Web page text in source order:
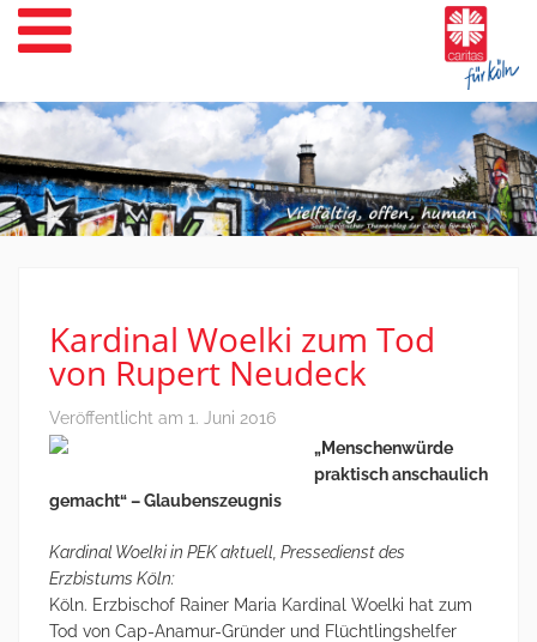
Weiter
zum
Inhalt
Kardinal Woelki zum Tod
von Rupert Neudeck
Veröffentlicht am 1. Juni 2016
„Menschenwürde
praktisch anschaulich
gemacht“ – Glaubenszeugnis
Kardinal Woelki in PEK aktuell, Pressedienst des
Erzbistums Köln:
Köln. Erzbischof Rainer Maria Kardinal Woelki hat zum
Tod von Cap-Anamur-Gründer und Flüchtlingshelfer